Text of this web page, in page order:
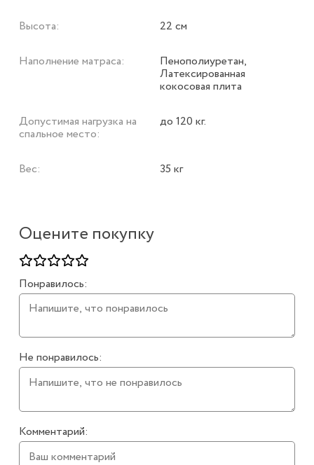
Оцените покупку
Понравилось:
Не понравилось:
Комментарий:
Высота: 22 см
Наполнение матраса: Пенополиуретан,
Латексированная
кокосовая плита
Допустимая нагрузка на
спальное место:
до 120 кг.
Вес: 35 кг